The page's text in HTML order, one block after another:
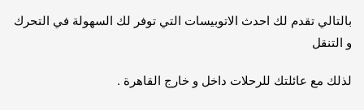
بالتالي تقدم لك احدث الاتوبيسات التي توفر لك السهولة في التحرك
و التنقل
لذلك مع عائلتك للرحلات داخل و خارج القاهرة .